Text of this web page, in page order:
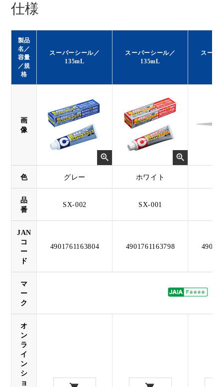
仕様
製品
名／
容量
／規
格
スーパーシール／
135mL
スーパーシール／
135mL
スーパ
画
像
色 グレー ホワイト
品
番
SX-002 SX-001
JAN
コ
ー
ド
4901761163804 4901761163798
マ
ー
ク
オ
ン
ラ
イ
ン
シ
ョ